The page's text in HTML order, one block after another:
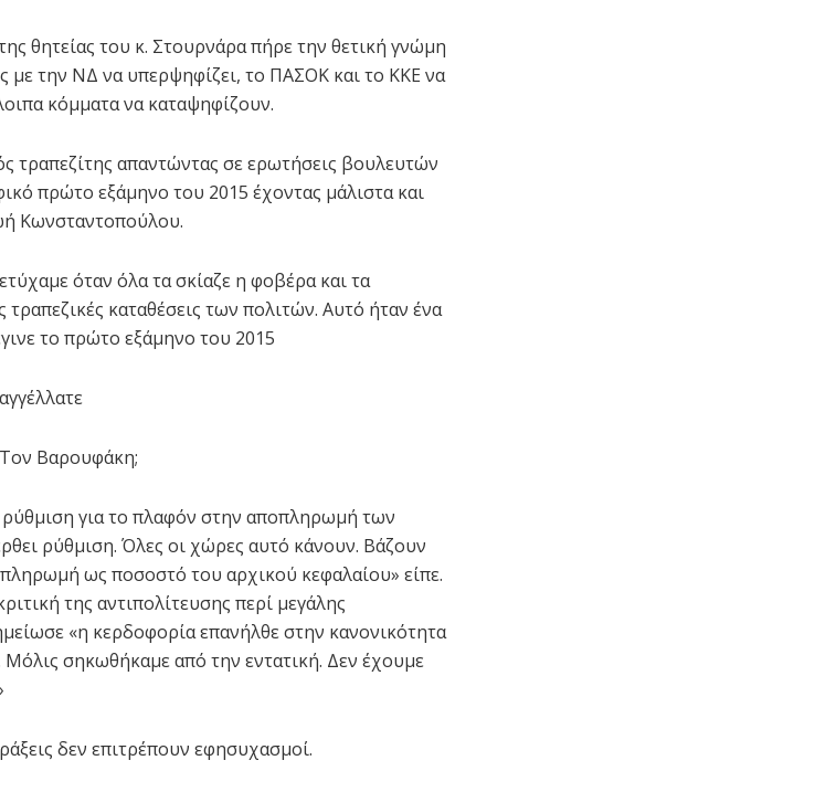
θητείας του κ. Στουρνάρα πήρε την θετική γνώμη
με την ΝΔ να υπερψηφίζει, το ΠΑΣΟΚ και το ΚΚΕ να
κόμματα να καταψηφίζουν.
τραπεζίτης απαντώντας σε ερωτήσεις βουλευτών
πρώτο εξάμηνο του 2015 έχοντας μάλιστα και
Κωνσταντοπούλου.
όταν όλα τα σκίαζε η φοβέρα και τα
καταθέσεις των πολιτών. Αυτό ήταν ένα
το πρώτο εξάμηνο του 2015
Βαρουφάκη;
ρύθμιση για το πλαφόν στην αποπληρωμή των
ρύθμιση. Όλες οι χώρες αυτό κάνουν. Βάζουν
ως ποσοστό του αρχικού κεφαλαίου» είπε.
της αντιπολίτευσης περί μεγάλης
«η κερδοφορία επανήλθε στην κανονικότητα
Μόλις σηκωθήκαμε από την εντατική. Δεν έχουμε
δεν επιτρέπουν εφησυχασμοί.